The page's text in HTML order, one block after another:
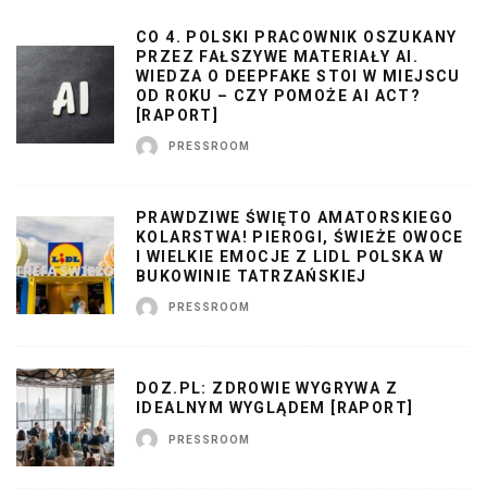
CO 4. POLSKI PRACOWNIK OSZUKANY
PRZEZ FAŁSZYWE MATERIAŁY AI.
WIEDZA O DEEPFAKE STOI W MIEJSCU
OD ROKU – CZY POMOŻE AI ACT?
[RAPORT]
PRESSROOM
PRAWDZIWE ŚWIĘTO AMATORSKIEGO
KOLARSTWA! PIEROGI, ŚWIEŻE OWOCE
I WIELKIE EMOCJE Z LIDL POLSKA W
BUKOWINIE TATRZAŃSKIEJ
PRESSROOM
DOZ.PL: ZDROWIE WYGRYWA Z
IDEALNYM WYGLĄDEM [RAPORT]
PRESSROOM